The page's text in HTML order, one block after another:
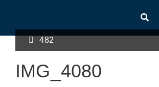
482
IMG_4080